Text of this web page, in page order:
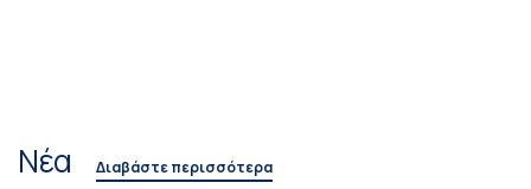
Νέα Διαβάστε περισσότερα